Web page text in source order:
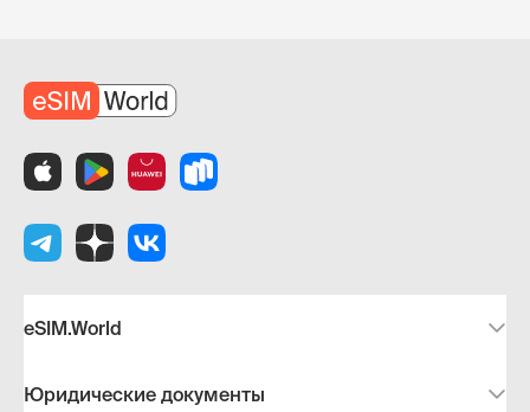
eSIM.World
Юридические документы